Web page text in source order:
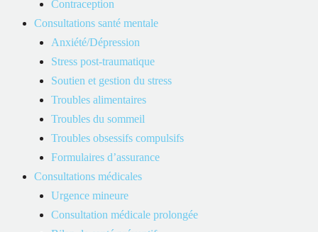
Contraception
Consultations santé mentale
Anxiété/Dépression
Stress post-traumatique
Soutien et gestion du stress
Troubles alimentaires
Troubles du sommeil
Troubles obsessifs compulsifs
Formulaires d’assurance
Consultations médicales
Urgence mineure
Consultation médicale prolongée
Obtenez un rendez-vous en
quelques clics
Rendez-vous